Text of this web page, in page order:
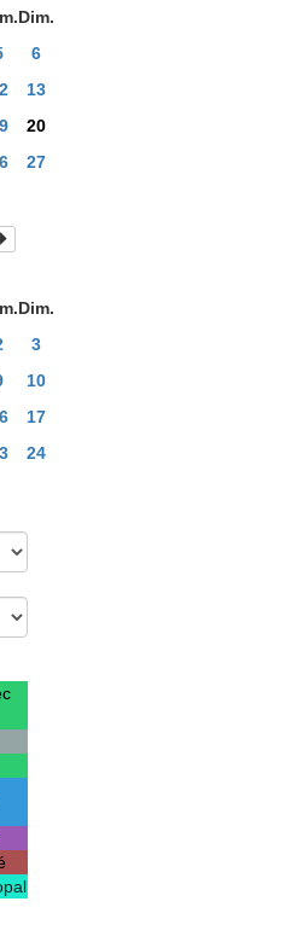
Dim.
6
13
20
27
Dim.
3
10
17
24